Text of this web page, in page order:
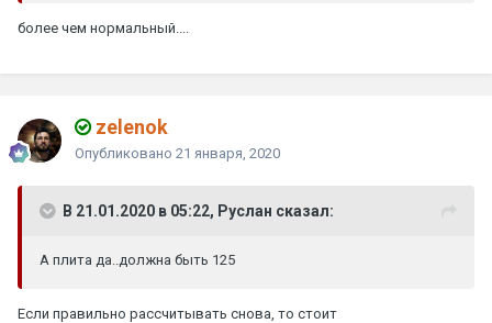
более чем нормальный....
zelenok
Опубликовано 21 января, 2020
В 21.01.2020 в 05:22, Руслан сказал:
А плита да..должна быть 125
Если правильно рассчитывать снова, то стоит